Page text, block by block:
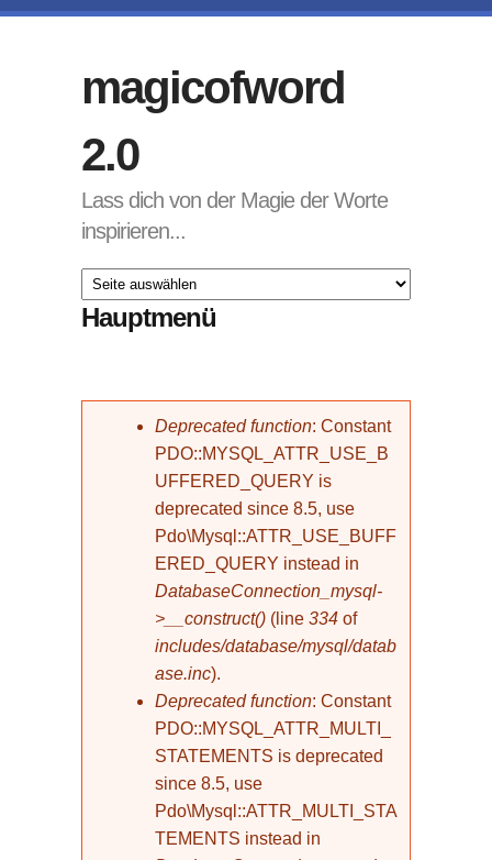
magicofword
2.0
Lass dich von der Magie der Worte
inspirieren...
Hauptmenü
Fehlermeldung
Deprecated function: Constant
PDO::MYSQL_ATTR_USE_B
UFFERED_QUERY is
deprecated since 8.5, use
Pdo\Mysql::ATTR_USE_BUFF
ERED_QUERY instead in
DatabaseConnection_mysql-
>__construct() (line 334 of
includes/database/mysql/datab
ase.inc).
Deprecated function: Constant
PDO::MYSQL_ATTR_MULTI_
STATEMENTS is deprecated
since 8.5, use
Pdo\Mysql::ATTR_MULTI_STA
TEMENTS instead in